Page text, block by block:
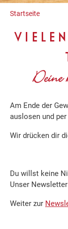
Startseite
Deine
Am Ende der
auslosen und
Wir drücken dir
Du willst keine
Unser
Weiter zur